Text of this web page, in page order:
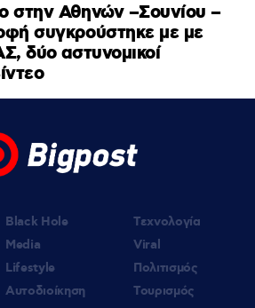
στην Αθηνών –Σουνίου –
συγκρούστηκε με με
δύο αστυνομικοί
Black Hole
Media
Lifestyle
Αυτοδιοίκηση
Τεχνολογία
Viral
Πολιτισμός
Τουρισμός